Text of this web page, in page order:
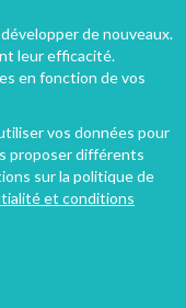
de nouveaux.
leur efficacité.
en fonction de vos
vos données pour
proposer différents
sur la politique de
et conditions